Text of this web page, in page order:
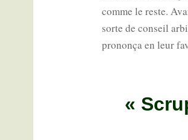
comme le reste.
sorte de conseil
pro­non­ça en leur
«